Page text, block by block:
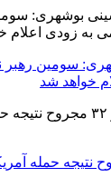
سومین
خواهد شد